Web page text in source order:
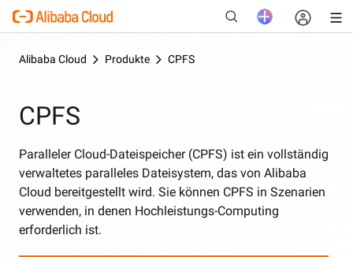
Alibaba Cloud Produkte CPFS
CPFS
Paralleler Cloud-Dateispeicher (CPFS) ist ein vollständig
verwaltetes paralleles Dateisystem, das von Alibaba
Cloud bereitgestellt wird. Sie können CPFS in Szenarien
verwenden, in denen Hochleistungs-Computing
erforderlich ist.